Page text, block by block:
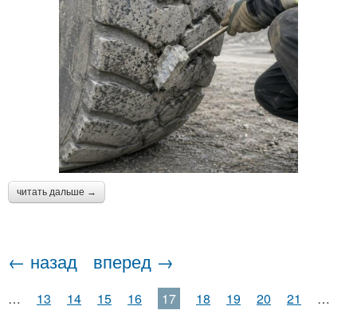
читать дальше →
← назад вперед →
… 13 14 15 16 17 18 19 20 21 …